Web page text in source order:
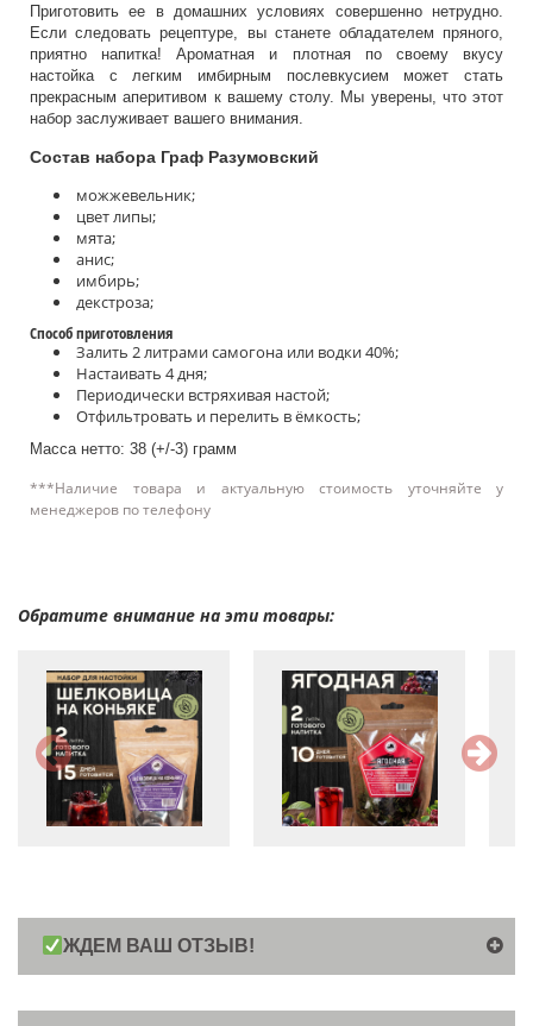
Приготовить ее в домашних условиях совершенно нетрудно.
Если следовать рецептуре, вы станете обладателем пряного,
приятно напитка! Ароматная и плотная по своему вкусу
настойка с легким имбирным послевкусием может стать
прекрасным аперитивом к вашему столу. Мы уверены, что этот
набор заслуживает вашего внимания.
Состав набора Граф Разумовский
можжевельник;
цвет липы;
мята;
анис;
имбирь;
декстроза;
Способ приготовления
Залить 2 литрами самогона или водки 40%;
Настаивать 4 дня;
Периодически встряхивая настой;
Отфильтровать и перелить в ёмкость;
Масса нетто: 38 (+/-3) грамм
***Наличие товара и актуальную стоимость уточняйте у
менеджеров по телефону
Обратите внимание на эти товары:
ЖДЕМ ВАШ ОТЗЫВ!